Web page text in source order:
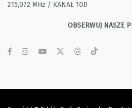
215,072 MHz / KANAŁ 10D
OBSERWUJ NASZE